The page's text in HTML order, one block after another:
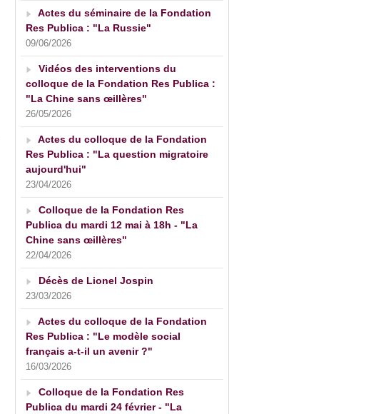
Actes du séminaire de la Fondation
Res Publica : "La Russie"
09/06/2026
Vidéos des interventions du
colloque de la Fondation Res Publica :
"La Chine sans œillères"
26/05/2026
Actes du colloque de la Fondation
Res Publica : "La question migratoire
aujourd'hui"
23/04/2026
Colloque de la Fondation Res
Publica du mardi 12 mai à 18h - "La
Chine sans œillères"
22/04/2026
Décès de Lionel Jospin
23/03/2026
Actes du colloque de la Fondation
Res Publica : "Le modèle social
français a-t-il un avenir ?"
16/03/2026
Colloque de la Fondation Res
Publica du mardi 24 février - "La